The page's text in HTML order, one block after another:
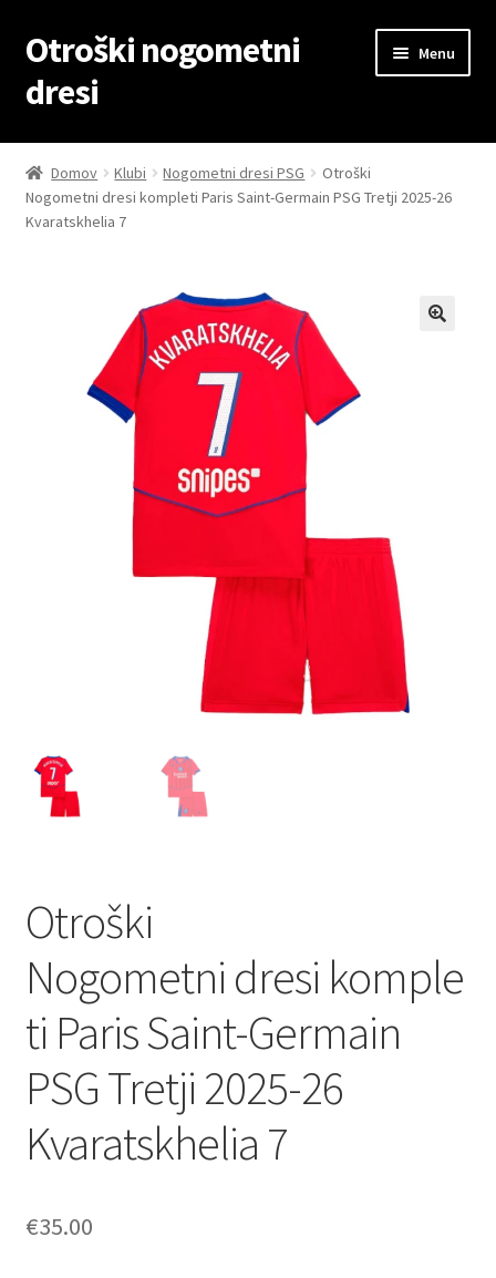
Skip
to
navigation
Skip
to
content
Otroški nogometni
dresi
Menu
Domov
Blog
Moj račun
Zaključek nakupa
Domov Klubi Nogometni dresi PSG
Otroški
Nogometni dresi kompleti Paris Saint-Germain PSG Tretji 2025-26
Kvaratskhelia 7
Otroški
Nogometni dresi komple
ti Paris Saint-Germain
PSG Tretji 2025-26
Kvaratskhelia 7
€35.00